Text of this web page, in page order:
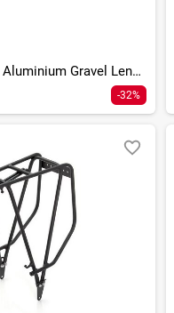
Gravel Bar HB-G01 Aluminium Gravel Lenker - 31,8 mm
-32%